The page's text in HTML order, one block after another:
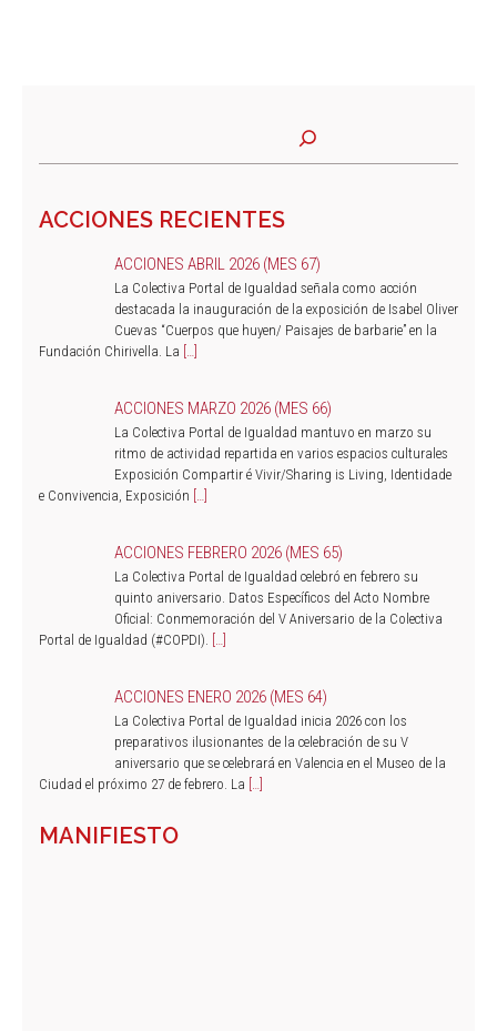
ACCIONES RECIENTES
ACCIONES ABRIL 2026 (MES 67)
La Colectiva Portal de Igualdad señala como acción
destacada la inauguración de la exposición de Isabel Oliver
Cuevas “Cuerpos que huyen/ Paisajes de barbarie” en la
Fundación Chirivella. La […]
ACCIONES MARZO 2026 (MES 66)
La Colectiva Portal de Igualdad mantuvo en marzo su
ritmo de actividad repartida en varios espacios culturales
Exposición Compartir é Vivir/Sharing is Living, Identidade
e Convivencia, Exposición […]
ACCIONES FEBRERO 2026 (MES 65)
La Colectiva Portal de Igualdad celebró en febrero su
quinto aniversario. Datos Específicos del Acto Nombre
Oficial: Conmemoración del V Aniversario de la Colectiva
Portal de Igualdad (#COPDI). […]
ACCIONES ENERO 2026 (MES 64)
La Colectiva Portal de Igualdad inicia 2026 con los
preparativos ilusionantes de la celebración de su V
aniversario que se celebrará en Valencia en el Museo de la
Ciudad el próximo 27 de febrero. La […]
MANIFIESTO